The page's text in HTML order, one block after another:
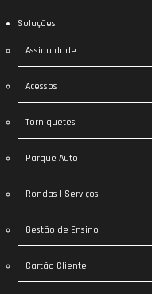
Soluções
Assiduidade
Acessos
Torniquetes
Parque Auto
Rondas | Serviços
Gestão de Ensino
Cartão Cliente